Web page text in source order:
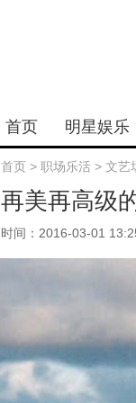
首页 明星娱乐
首页 > 职场乐活 > 文艺
再美再高级
时间：2016-03-01